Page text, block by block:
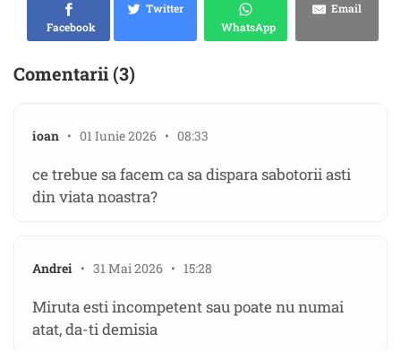
Facebook
Twitter
WhatsApp
Email
Comentarii (3)
ioan • 01 Iunie 2026 • 08:33
ce trebue sa facem ca sa dispara sabotorii asti
din viata noastra?
Andrei • 31 Mai 2026 • 15:28
Miruta esti incompetent sau poate nu numai
atat, da-ti demisia